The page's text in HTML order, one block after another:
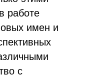
работе
имен и
с